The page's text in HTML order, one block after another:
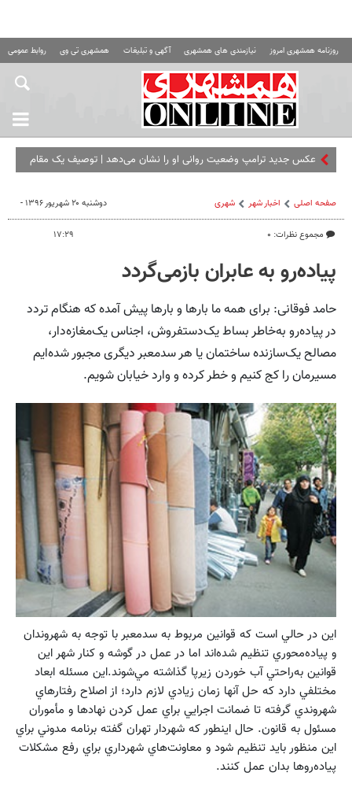
روزنامه همشهری امروز نیازمندی های همشهری آگهی و تبلیغات همشهری تی وی روابط عمومی
عکس جدید ترامپ وضعیت روانی او را نشان می‌دهد | توصیف یک مقام
صفحه اصلی اخبار شهر شهری
مجموع نظرات: ۰
دوشنبه ۲۰ شهریور ۱۳۹۶ -
۱۷:۲۹
پیاده‌رو به عابران بازمی‌گردد
حامد فوقانی: برای همه ما بارها و بارها پیش آمده که هنگام تردد
در پیاده‌رو به‌خاطر بساط یک‌‌دستفروش، اجناس یک‌مغازه‌دار،
مصالح یک‌سازنده ساختمان یا هر سدمعبر دیگری مجبور شده‌ایم
مسیرمان را کج کنیم و خطر کرده و وارد خیابان شویم.
اين در حالي است كه قوانين مربوط به سدمعبر با توجه به شهروندان
و پياده‌محوري تنظيم شده‌اند اما در عمل در گوشه و كنار شهر اين
قوانين به‌راحتي آب خوردن زيرپا گذاشته مي‌شوند.اين مسئله ابعاد
مختلفي دارد كه حل آنها زمان زيادي لازم دارد؛ از اصلاح رفتارهاي
شهروندي گرفته تا ضمانت اجرايي براي عمل كردن نهادها و مأموران
مسئول به قانون. حال اينطور كه شهردار تهران گفته برنامه مدوني براي
اين منظور بايد تنظيم شود و معاونت‌هاي شهرداري براي رفع مشكلات
پياده‌روها بدان عمل كنند.